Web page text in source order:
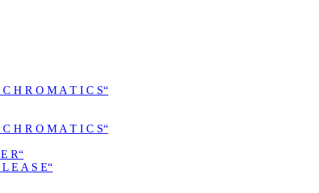
H R O M A T I C S“
H R O M A T I C S“
R“
E A S E“